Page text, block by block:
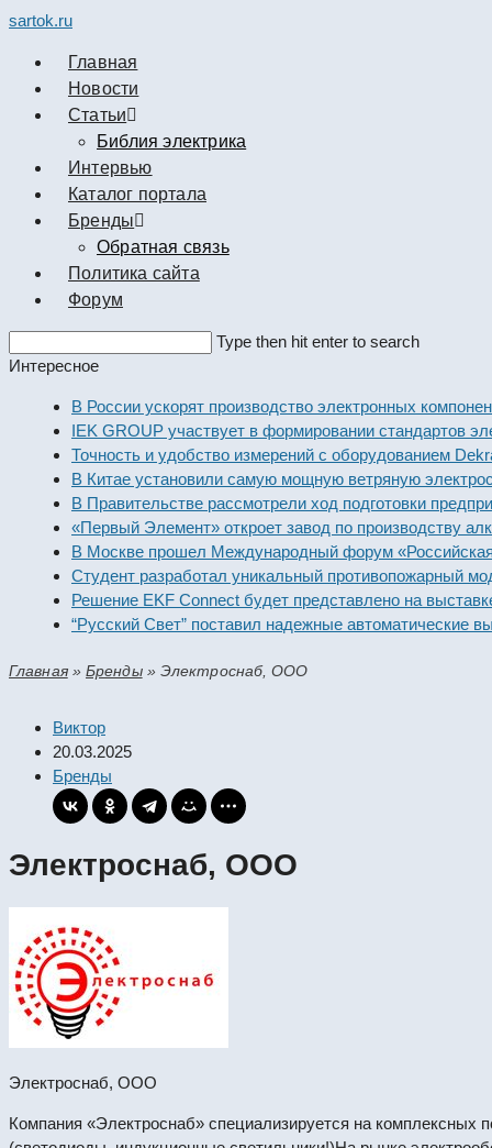
sartok.ru
Главная
Новости
Cтатьи
Библия электрика
Интервью
Каталог портала
Бренды
Обратная связь
Политика сайта
Форум
this
Type then hit enter to search
Интересное
В России ускорят производство электронных
IEK GROUP участвует в формировании стандартов
Точность и удобство измерений с оборудованием
В Китае установили самую мощную ветряную
В Правительстве рассмотрели ход подготовки
«Первый Элемент» откроет завод по производству
В Москве прошел Международный форум
Студент разработал уникальный противопожарный
Решение EKF Connect будет представлено на
“Русский Свет” поставил надежные
Главная»Бренды» Электроснаб, ООО
Виктор
20.03.2025
Бренды
Электроснаб, ООО
Электроснаб, ООО
Компания «Электроснаб» специализируется на комплексных